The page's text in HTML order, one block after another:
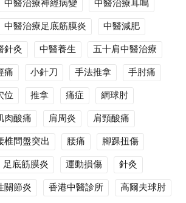
中醫治療神經病變
中醫治療耳鳴
中醫治療足底筋膜炎
中醫減肥
針灸 中醫養生
五十肩中醫治療
痛 小針刀 手法推拿
手肘痛
位 推拿 痛症
網球肘
肉酸痛 肩周炎
肩頸酸痛
椎間盤突出 腰痛
腳踝扭傷
足底筋膜炎 運動損傷
針灸
關節炎 香港中醫診所 高爾夫球肘